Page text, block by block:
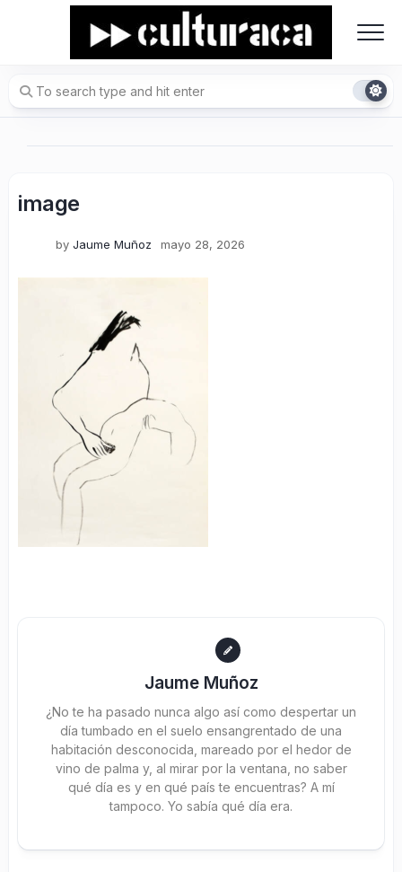
image
by Jaume Muñoz mayo 28, 2026
Jaume Muñoz
¿No te ha pasado nunca algo así como despertar un
día tumbado en el suelo ensangrentado de una
habitación desconocida, mareado por el hedor de
vino de palma y, al mirar por la ventana, no saber
qué día es y en qué país te encuentras? A mí
tampoco. Yo sabía qué día era.